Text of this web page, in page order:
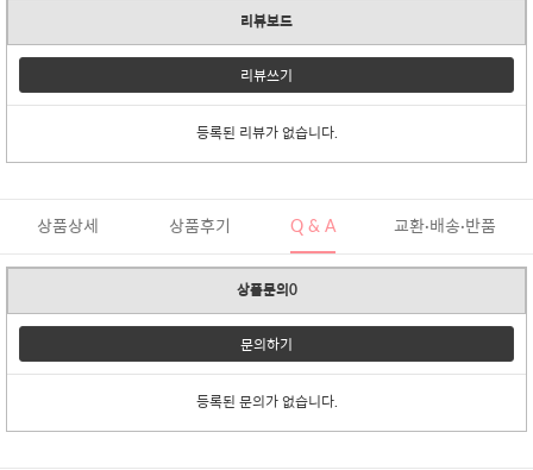
리뷰보드
리뷰쓰기
등록된 리뷰가 없습니다.
상품상세 상품후기 Q & A 교환·배송·반품
상품문의0
문의하기
등록된 문의가 없습니다.